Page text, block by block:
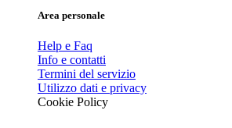
Area personale
Help e Faq
Info e contatti
Termini del servizio
Utilizzo dati e privacy
Cookie Policy